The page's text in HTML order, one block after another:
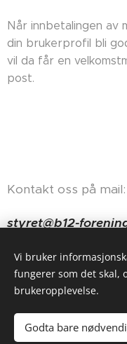
Når innbetalingen av
din brukerprofil bli
vil da får en
post.
Kontakt oss på mail:
styret@b12-
Haugerudveien 84,
Vi bruker
fungerer som det skal,
brukeropplevelse.
Godta bare